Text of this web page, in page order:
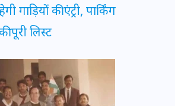
गाड़ियों की एंट्री, पार्किंग
पूरी लिस्ट